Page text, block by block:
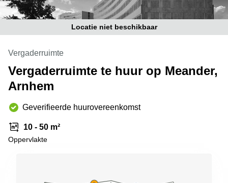
Coworking
space
Coworking
Arnhem
Kantoorruimte
in Arnhem
space
Coworking
space
Locatie niet beschikbaar
Vergaderruimte
Vergaderruimte te huur op Meander,
Arnhem
Geverifieerde huurovereenkomst
10 - 50 m²
Oppervlakte